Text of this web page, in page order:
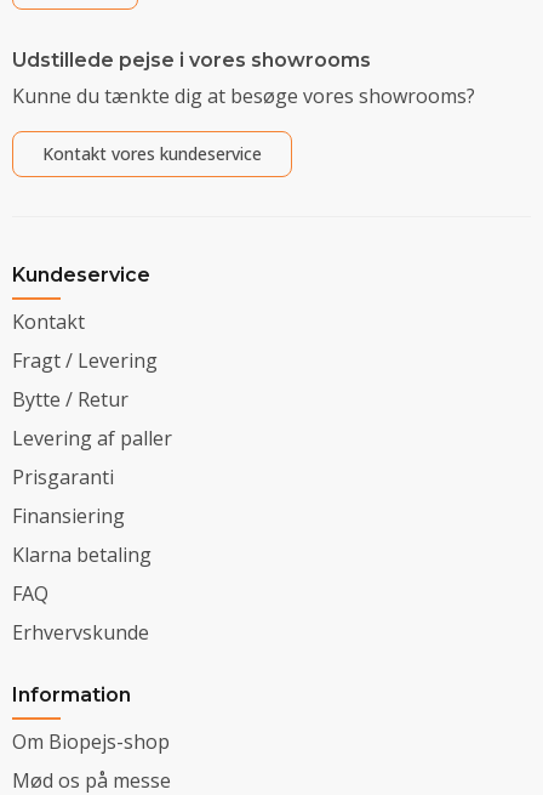
Udstillede pejse i vores showrooms
Kunne du tænkte dig at besøge vores showrooms?
Kontakt vores kundeservice
Kundeservice
Kontakt
Fragt / Levering
Bytte / Retur
Levering af paller
Prisgaranti
Finansiering
Klarna betaling
FAQ
Erhvervskunde
Information
Om Biopejs-shop
Mød os på messe